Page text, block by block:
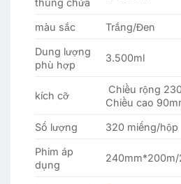
thùng chứa
màu sắc Trắng/Đen
Dung lượng
phù hợp
3.500ml
kích cỡ
Chiều rộng
Chiều cao
Số lượng 320 miếng/hộp
Phim áp
dụng